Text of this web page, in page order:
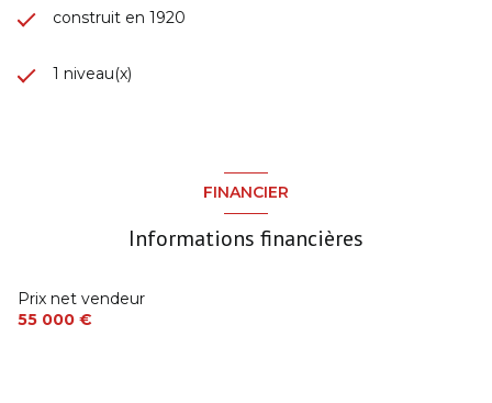
construit en 1920
1 niveau(x)
FINANCIER
Informations financières
Prix net vendeur
55 000 €